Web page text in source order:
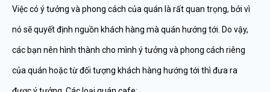
Việc có ý tưởng và phong cách của quán là rất quan trọng, bởi vì
nó sẽ quyết định nguồn khách hàng mà quán hướng tới. Do vậy,
các bạn nên hình thành cho mình ý tưởng và phong cách riêng
của quán hoặc từ đối tượng khách hàng hướng tới thì đưa ra